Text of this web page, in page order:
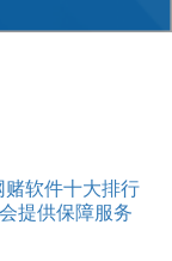
赌软件十大排行
提供保障服务